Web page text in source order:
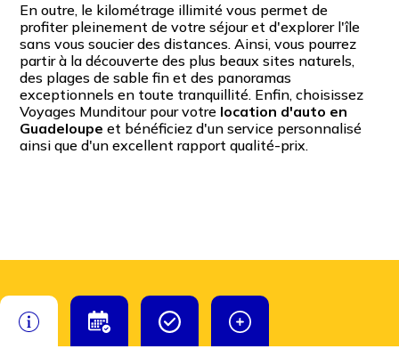
En outre, le kilométrage illimité vous permet de
profiter pleinement de votre séjour et d'explorer l'île
sans vous soucier des distances. Ainsi, vous pourrez
partir à la découverte des plus beaux sites naturels,
des plages de sable fin et des panoramas
exceptionnels en toute tranquillité. Enfin, choisissez
Voyages Munditour pour votre location d'auto en
Guadeloupe et bénéficiez d'un service personnalisé
ainsi que d'un excellent rapport qualité-prix.